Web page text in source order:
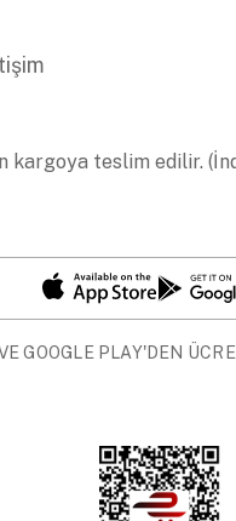
kargoya teslim edilir.
GOOGLE PLAY'DEN